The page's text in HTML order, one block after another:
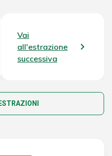
Vai
all'estrazione
successiva